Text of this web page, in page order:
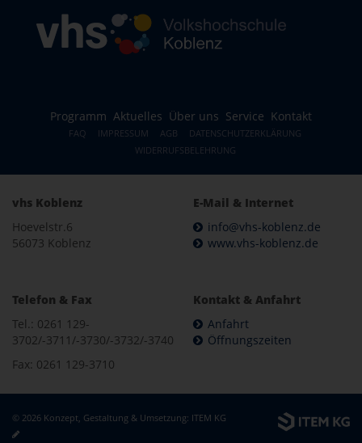
Programm Aktuelles Über uns Service Kontakt
FAQ IMPRESSUM AGB
DATENSCHUTZERKLÄRUNG
WIDERRUFSBELEHRUNG
vhs Koblenz
Hoevelstr.6
56073 Koblenz
E-Mail & Internet
info@vhs-koblenz.de
www.vhs-koblenz.de
Telefon & Fax
Tel.: 0261 129-
3702/-3711/-3730/-3732/-3740
Fax: 0261 129-3710
Kontakt & Anfahrt
Anfahrt
Öffnungszeiten
© 2026 Konzept, Gestaltung & Umsetzung: ITEM KG